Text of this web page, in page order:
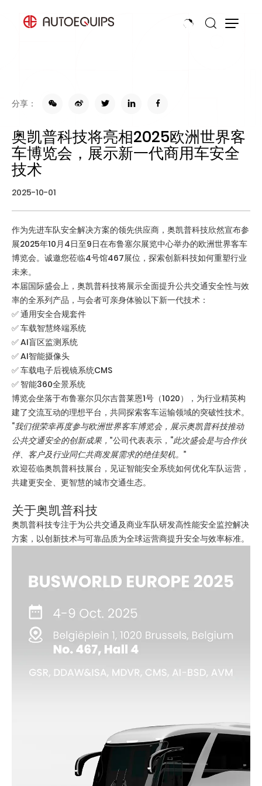
分享：
奥凯普科技将亮相2025欧洲世界客
车博览会，展示新一代商用车安全
技术
2025-10-01
作为先进车队安全解决方案的领先供应商，奥凯普科技欣然宣布参
展2025年10月4日至9日在布鲁塞尔展览中心举办的欧洲世界客车
博览会。诚邀您莅临4号馆467展位，探索创新科技如何重塑行业
未来。
本届国际盛会上，奥凯普科技将展示全面提升公共交通安全性与效
率的全系列产品，与会者可亲身体验以下新一代技术：
✅ ​通用安全合规套件
✅ ​车载智慧终端系统
✅ ​AI盲区监测系统
✅ ​AI智能摄像头
✅ ​车载电子后视镜系统CMS
✅ ​ 智能360全景系统
博览会坐落于布鲁塞尔贝尔吉普莱恩1号（1020）​，为行业精英构
建了交流互动的理想平台，共同探索客车运输领域的突破性技术。
“我们很荣幸再度参与欧洲世界客车博览会，展示奥凯普科技推动
公共交通安全的创新成果， ”公司代表表示，“此次盛会是与合作伙
伴、客户及行业同仁共商发展需求的绝佳契机。 ”
欢迎莅临奥凯普科技展台，见证智能安全系统如何优化车队运营，
共建更安全、更智慧的城市交通生态。
关于奥凯普科技​
奥凯普科技专注于为公共交通及商业车队研发高性能安全监控解决
方案，以创新技术与可靠品质为全球运营商提升安全与效率标准。